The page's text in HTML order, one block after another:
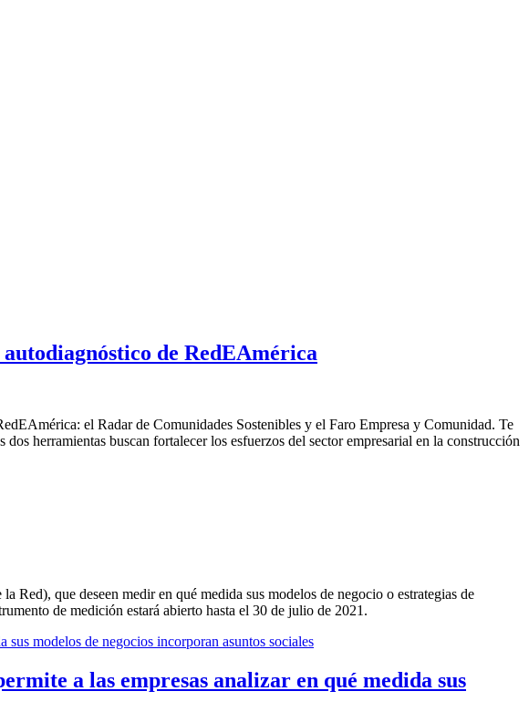
de RedEAmérica
el Radar de Comunidades Sostenibles y el Faro Empresa y Comunidad. Te
herramientas buscan fortalecer los esfuerzos del sector empresarial en la construcción
que deseen medir en qué medida sus modelos de negocio o estrategias de
de medición estará abierto hasta el 30 de julio de 2021.
a las empresas analizar en qué medida sus